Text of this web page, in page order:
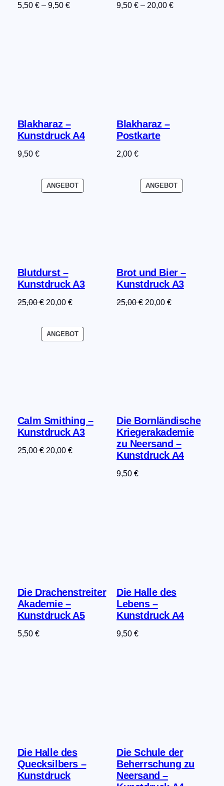
5,50 €– 9,50 € 9,50€ – 20,00€
Blakharaz –
Kunstdruck A4
9,50 €
Blakharaz –
Postkarte
2,00€
ANGEBOTPRODUKT
IM
Blutdurst –
Kunstdruck A3
25,00€ Ursprünglicher
war:
25,00 €
20,00 €Aktueller
ist:
20,00 €.
ANGEBOTPRODUKT
IM
Brot und Bier –
Kunstdruck A3
25,00€ Ursprünglicher
20,00€Aktueller
ANGEBOTPRODUKT
IM
Calm Smithing –
Kunstdruck A3
25,00€ Ursprünglicher
20,00 €Aktueller
Die Bornländische
Kriegerakademie
zu Neersand –
Kunstdruck A4
9,50€
Die Drachenstreiter
Akademie –
Kunstdruck A5
5,50 €
Die Halle des
Lebens –
Kunstdruck A4
9,50€
Die Halle des
Quecksilbers –
Kunstdruck
Die Schule der
Beherrschung zu
Neersand –